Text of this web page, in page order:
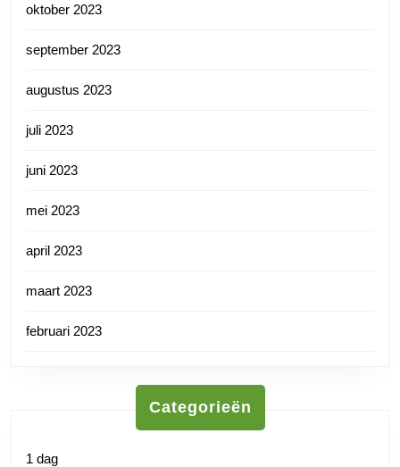
oktober 2023
september 2023
augustus 2023
juli 2023
juni 2023
mei 2023
april 2023
maart 2023
februari 2023
Categorieën
1 dag